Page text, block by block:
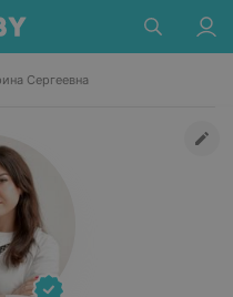
Сергеевна